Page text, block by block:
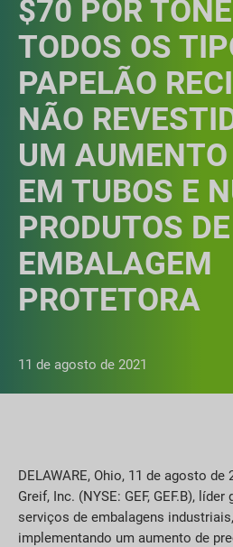
$70 POR
TODOS OS
PAPELÃO
NÃO
UM
EM TUBOS E
PRODUTOS DE
EMBALAGEM
PROTETORA
11 de agosto de 2021
DELAWARE, Ohio, 11 de agosto
Greif, Inc. (NYSE: GEF, GEF.B),
serviços de embalagens
implementando um aumento de